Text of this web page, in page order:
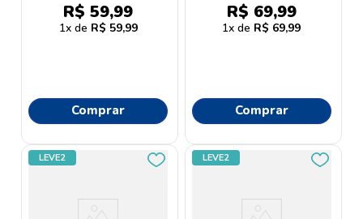
R$ 59,99
1 R$ 59,99
Comprar
R$ 69,99
1 R$ 69,99
Comprar
LEVE2 LEVE2